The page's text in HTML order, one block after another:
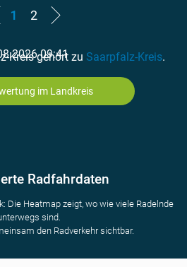
1 2
09:41
Kreis gehört zu Saarpfalz-Kreis.
im Landkreis
Radfahrdaten
Die Heatmap zeigt, wo wie viele Radelnde
sind.
den Radverkehr sichtbar.